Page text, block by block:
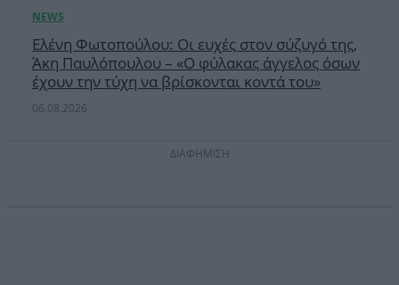
Ελένη Φωτοπούλου: Οι ευχές στον σύζυγό της,
Άκη Παυλόπουλου – «Ο φύλακας άγγελος όσων
έχουν την τύχη να βρίσκονται κοντά του»
06.08.2026
ΔΙΑΦΗΜΙΣΗ